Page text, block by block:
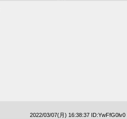
2022/03/07(月) 16:38:37 ID:YwFfG0lv0